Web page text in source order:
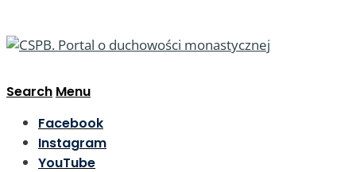
Search Menu
Facebook
Instagram
YouTube